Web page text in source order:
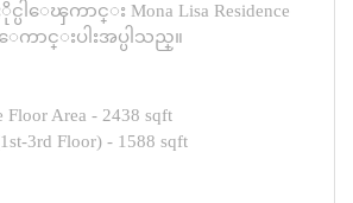
ါေၾကာင္း Mona Lisa Residence
င္းပါးအပ္ပါသည္။
Floor Area - 2438 sqft
3rd Floor) - 1588 sqft